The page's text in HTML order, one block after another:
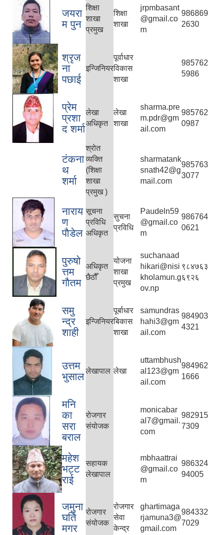
जयरा
म पुन
शिक्षा
शाखा
प्रमुख
शिक्षा
शाखा
jrpmbasant
@gmail.co
m
986869
2630
श्रृज
ना
पछाई
इन्जिनियर
पूर्वाधार
विकास
शाखा
985762
5986
प्रेम
प्रशा
द शर्मा
लेखा
अधिकृत
लेखा
शाखा
sharma.pre
m.pdr@gm
ail.com
985762
0987
टंकना
थ
शर्मा
श्रोत
व्यक्ति
(शिक्षा
शाखा
प्रमुख )
sharmatank
snath42@g
mail.com
985763
3077
नाराय
ण
पाैडेल
सूचना
प्रविधि
अधिकृत
सुचना
प्रविधि
Paudeln59
@gmail.co
m
986764
0621
पुरुषो
त्तम
गाैतम
अधिकृत
छैठौँ
योजना
शाखा
प्रमुख
suchanaad
hikari@nisi
kholamun.g
ov.np
९८४७६३
६९२६
समु
न्द्र
शाही
इन्जिनियर
पूर्बाधार
बिकास
शाखा
samundras
hahi3@gm
ail.com
984903
4321
उत्तम
भुसाललेखापाल लेखा
uttambhush
al123@gm
ail.com
984962
1666
मनि
का
सरा
बराल
रोजगार
संयोजक
monicabar
al7@gmail.
com
982915
7309
महेश
भट्ट
राई
सहायक
लेखापाल
mbhaattrai
@gmail.co
m
986324
94005
जमुना
घर्ति
मगर
रोजगार
संयोजक
रोजगार
सेवा
केन्द्र
ghartimaga
rjamuna3@
gmail.com
984332
7029